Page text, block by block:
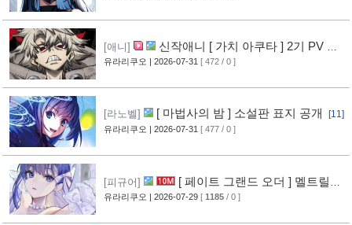
[애니]
신작애니 [ 가치 아쿠타 ] 2기 PV 영
상 공개
[13]
유라리쿠오 | 2026-07-31 [ 472 / 0 ]
[라노벨] [ 마법사의 밤 ] 소설판 표지 공개 [11]
유라리쿠오 | 2026-07-31 [ 477 / 0 ]
[피규어]
[ 페이트 그랜드 오더 ] 멜트릴리
스 신작 피규어 공개 [12]
유라리쿠오 | 2026-07-29 [ 1185 / 0 ]